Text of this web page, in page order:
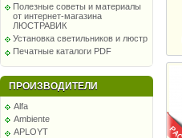
Полезные советы и материалы
от интернет-магазина
ЛЮСТРАВИК
Установка светильников и люстр
Печатные каталоги PDF
ПРОИЗВОДИТЕЛИ
Alfa
Ambiente
APLOYT